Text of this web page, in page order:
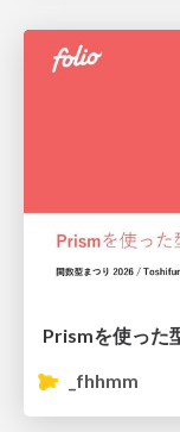
Prismを使った
_fhhmm